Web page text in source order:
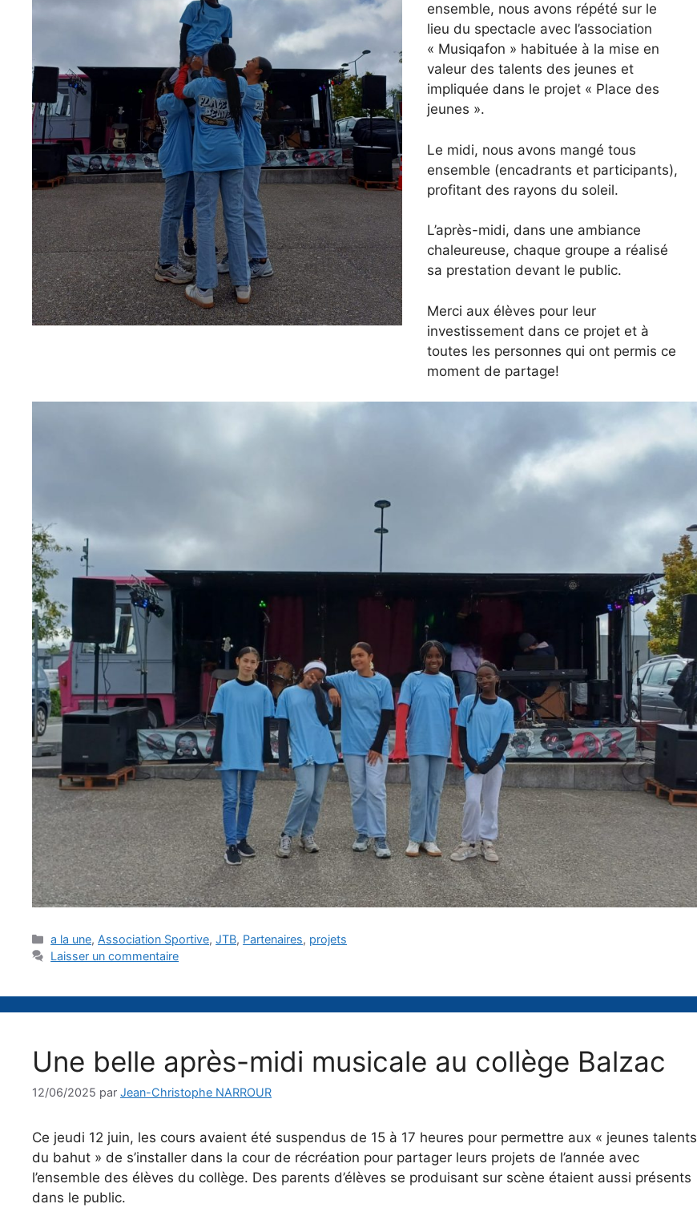
ensemble, nous avons répété sur le
lieu du spectacle avec l’association
« Musiqafon » habituée à la mise en
valeur des talents des jeunes et
impliquée dans le projet « Place des
jeunes ».
Le midi, nous avons mangé tous
ensemble (encadrants et participants),
profitant des rayons du soleil.
L’après-midi, dans une ambiance
chaleureuse, chaque groupe a réalisé
sa prestation devant le public.
Merci aux élèves pour leur
investissement dans ce projet et à
toutes les personnes qui ont permis ce
moment de partage!
Catégories
a la une, Association Sportive,JTB, Partenaires, projets
Laisser un commentaire
Une belle après-midi musicale au collège Balzac
12/06/2025 par Jean-Christophe NARROUR
Ce jeudi 12 juin, les cours avaient été suspendus de 15 à 17 heures pour permettre aux « jeunes talents
du bahut » de s’installer dans la cour de récréation pour partager leurs projets de l’année avec
l’ensemble des élèves du collège. Des parents d’élèves se produisant sur scène étaient aussi présents
dans le public.